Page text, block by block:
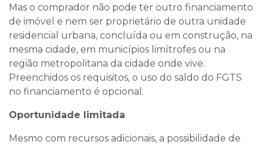
Mas o comprador não pode ter outro financiamento
de imóvel e nem ser proprietário de outra unidade
residencial urbana, concluída ou em construção, na
mesma cidade, em municípios limítrofes ou na
região metropolitana da cidade onde vive.
Preenchidos os requisitos, o uso do saldo do FGTS
no financiamento é opcional.
Oportunidade limitada
Mesmo com recursos adicionais, a possibilidade de